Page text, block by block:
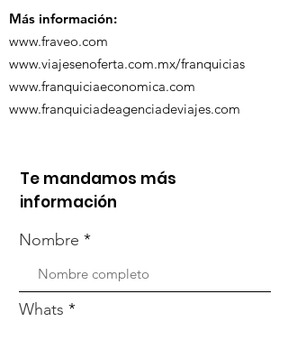
Más información:
www.fraveo.com
www.viajesenoferta.com.mx/franquicias
www.franquiciaeconomica.com
www.franquiciadeagenciadeviajes.com
Te mandamos más
información
Nombre
Whats